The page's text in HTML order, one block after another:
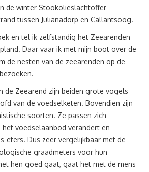
de winter Stookolieslachtoffer
tussen Julianadorp en Callantsoog.
en tel ik zelfstandig het Zeearenden
Daar vaar ik met mijn boot over de
de nesten van de zeearenden op de
de Zeearend zijn beiden grote vogels
van de voedselketen. Bovendien zijn
soorten. Ze passen zich
voedselaanbod verandert en
eters. Dus zeer vergelijkbaar met de
graadmeters voor hun
hen goed gaat, gaat het met de mens